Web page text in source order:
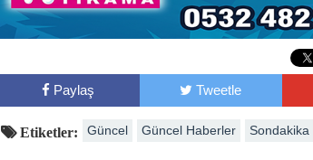
Paylaş Tweetle
Etiketler: Güncel Güncel Haberler Sondakika